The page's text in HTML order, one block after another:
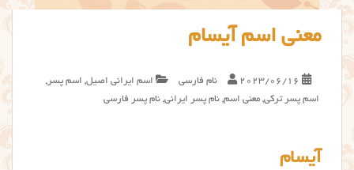
معنی اسم آیسام
2023/06/16 نام فارسی اسم ایرانی اصیل, اسم پسر ,
اسم پسر ترکی, معنی اسم, نام پسر ایرانی, نام پسر فارسی
آیسام